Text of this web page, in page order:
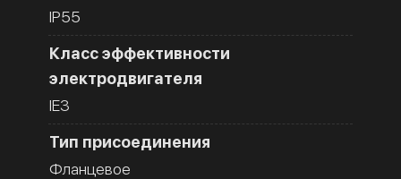
IP55
Класс эффективности
электродвигателя
IE3
Тип присоединения
Фланцевое